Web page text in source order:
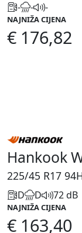
- - -
NAJNIŽA CIJENA
€ 176,82
Hankook
225/45 R17
D D 72 dB
NAJNIŽA CIJENA
€ 163,40